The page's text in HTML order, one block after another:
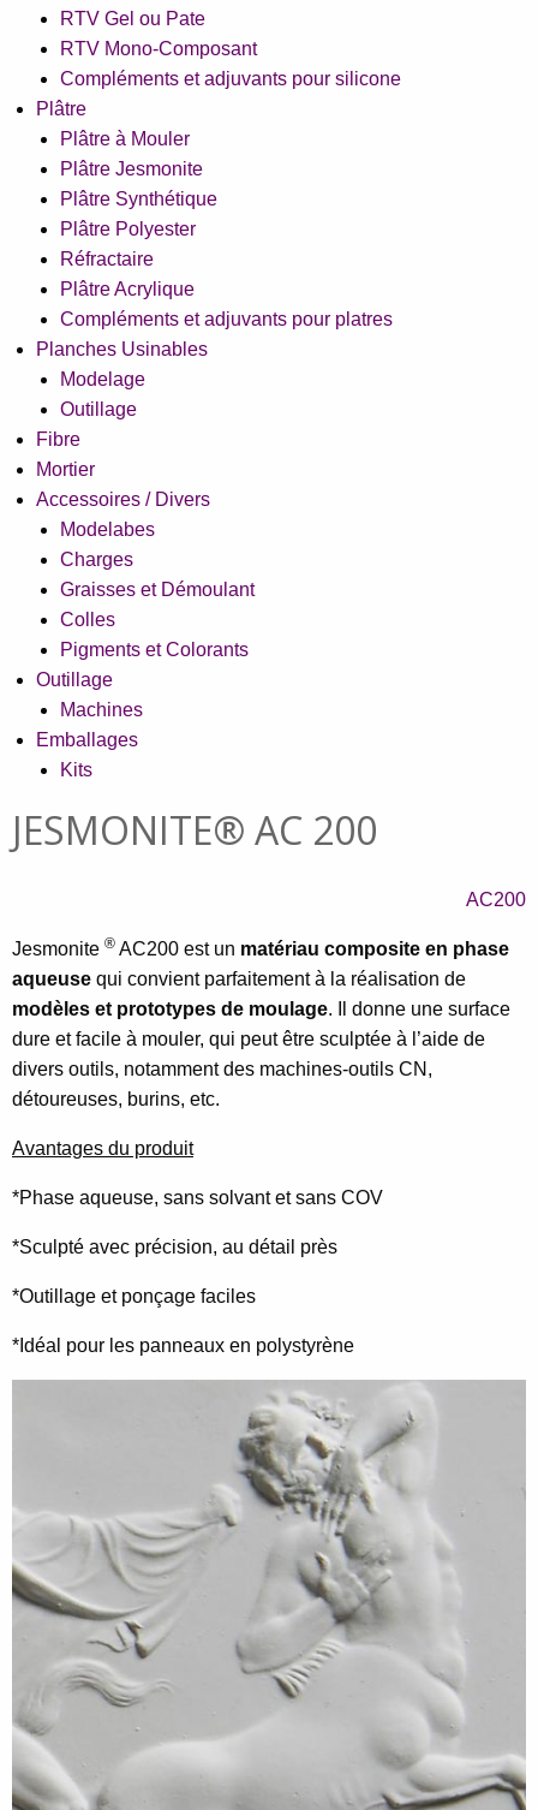
RTV Gel ou Pate
RTV Mono-Composant
Compléments et adjuvants pour silicone
Plâtre
Plâtre à Mouler
Plâtre Jesmonite
Plâtre Synthétique
Plâtre Polyester
Réfractaire
Plâtre Acrylique
Compléments et adjuvants pour platres
Planches Usinables
Modelage
Outillage
Fibre
Mortier
Accessoires / Divers
Modelabes
Charges
Graisses et Démoulant
Colles
Pigments et Colorants
Outillage
Machines
Emballages
Kits
JESMONITE® AC 200
AC200
Jesmonite ® AC200 est un matériau composite en phase
aqueuse qui convient parfaitement à la réalisation de
modèles et prototypes de moulage. Il donne une surface
dure et facile à mouler, qui peut être sculptée à l’aide de
divers outils, notamment des machines-outils CN,
détoureuses, burins, etc.
Avantages du produit
*Phase aqueuse, sans solvant et sans COV
*Sculpté avec précision, au détail près
*Outillage et ponçage faciles
*Idéal pour les panneaux en polystyrène